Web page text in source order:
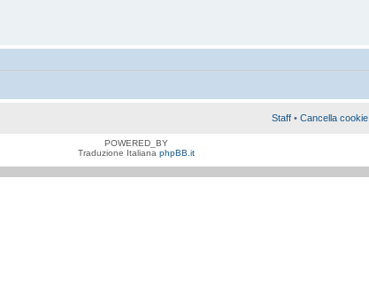
Staff • Cancella cookie
POWERED_BY
Traduzione Italiana phpBB.it